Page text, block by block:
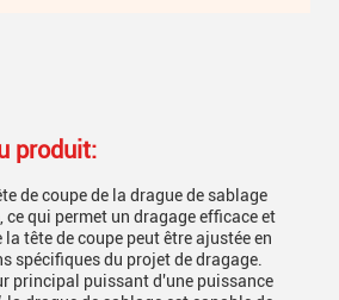
produit:
de coupe de la drague de sablage
ce qui permet un dragage efficace et
tête de coupe peut être ajustée en
spécifiques du projet de dragage.
principal puissant d'une puissance